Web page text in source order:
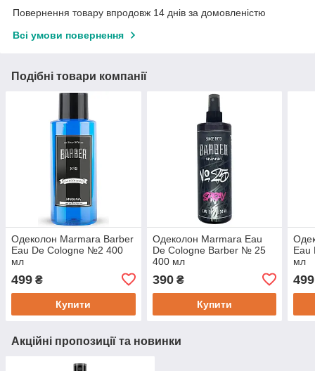
Повернення товару впродовж 14 днів за домовленістю
Всі умови повернення
Подібні товари компанії
Одеколон Marmara Barber
Eau De Cologne №2 400
мл
499 ₴
Купити
Одеколон Marmara Eau
De Cologne Barber № 25
400 мл
390₴
Купити
Eau
мл
499
Акційні пропозиції та новинки